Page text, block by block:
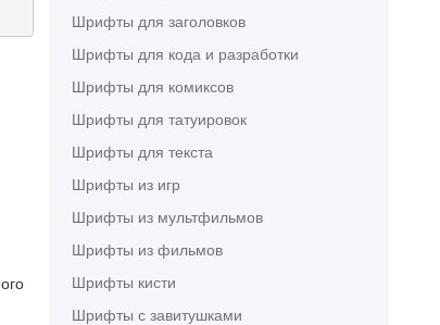
Шрифты для заголовков
Шрифты для кода и разработки
Шрифты для комиксов
Шрифты для татуировок
Шрифты для текста
Шрифты из игр
Шрифты из мультфильмов
Шрифты из фильмов
Шрифты кисти
Шрифты с завитушками